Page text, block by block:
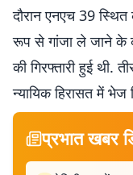
दौरान एनएच 39
रूप से गांजा ले जाने के
की गिरफ्तारी हुई थी.
न्यायिक हिरासत में भेज
प्रभात खबर